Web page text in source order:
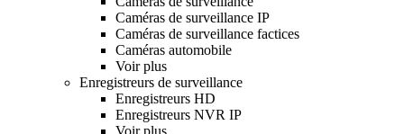
Caméras de surveillance IP
Caméras de surveillance factices
Caméras automobile
Voir plus
Enregistreurs de surveillance
Enregistreurs HD
Enregistreurs NVR IP
Voir plus